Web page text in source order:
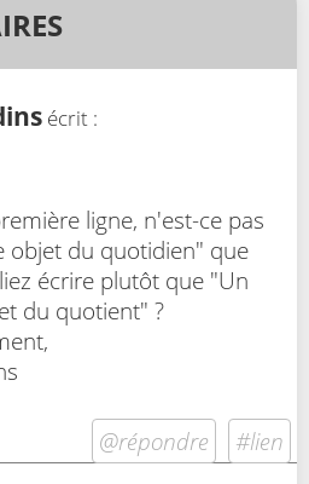
écrit :
ligne, n'est-ce pas
objet du quotidien" que
écrire plutôt que "Un
du quotient" ?
@répondre #lien